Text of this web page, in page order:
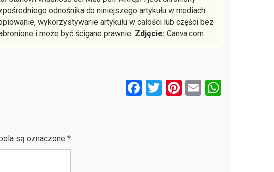
odnośnika do niniejszego artykułu w mediach
wykorzystywanie artykułu w całości lub części bez
i może być ścigane prawnie. Zdjęcie: Canva.com
F T Pi E
są oznaczone *